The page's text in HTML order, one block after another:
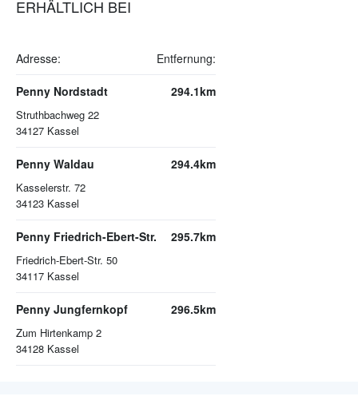
ERHÄLTLICH BEI
Adresse: Entfernung:
Penny Nordstadt
Struthbachweg 22
34127 Kassel
294.1km
Penny Waldau
Kasselerstr. 72
34123 Kassel
294.4km
Penny Friedrich-Ebert-Str.
Friedrich-Ebert-Str. 50
34117 Kassel
295.7km
Penny Jungfernkopf
Zum Hirtenkamp 2
34128 Kassel
296.5km